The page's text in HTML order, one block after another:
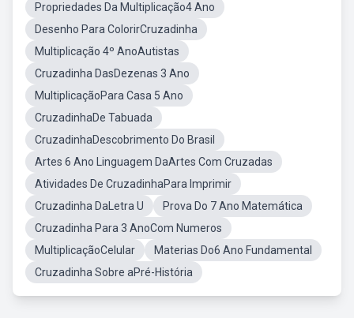
Propriedades Da Multiplicação4 Ano
Desenho Para ColorirCruzadinha
Multiplicação 4º AnoAutistas
Cruzadinha DasDezenas 3 Ano
MultiplicaçãoPara Casa 5 Ano
CruzadinhaDe Tabuada
CruzadinhaDescobrimento Do Brasil
Artes 6 Ano Linguagem DaArtes Com Cruzadas
Atividades De CruzadinhaPara Imprimir
Cruzadinha DaLetra U
Prova Do 7 Ano Matemática
Cruzadinha Para 3 AnoCom Numeros
MultiplicaçãoCelular
Materias Do6 Ano Fundamental
Cruzadinha Sobre aPré-História